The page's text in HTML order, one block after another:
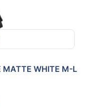
MATTE WHITE M-L